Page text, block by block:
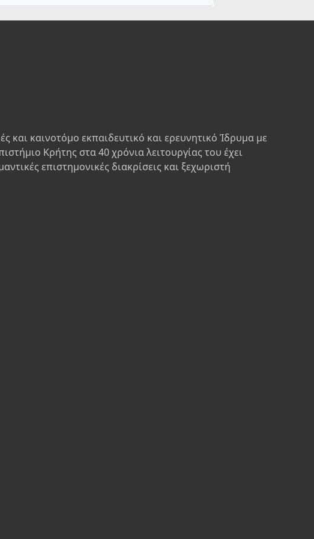
και καινοτόμο εκπαιδευτικό και ερευνητικό Ίδρυμα με
Κρήτης στα 40 χρόνια λειτουργίας του έχει
επιστημονικές διακρίσεις και ξεχωριστή